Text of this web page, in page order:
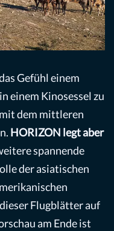
Gefühl einem
einem Kinosessel zu
dem mittleren
HORIZON legt aber
spannende
der asiatischen
Flugblätter auf
am Ende ist